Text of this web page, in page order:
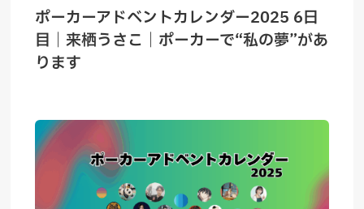
ポーカーアドベントカレンダー2025 6日
目｜来栖うさこ｜ポーカーで“私の夢”があ
ります